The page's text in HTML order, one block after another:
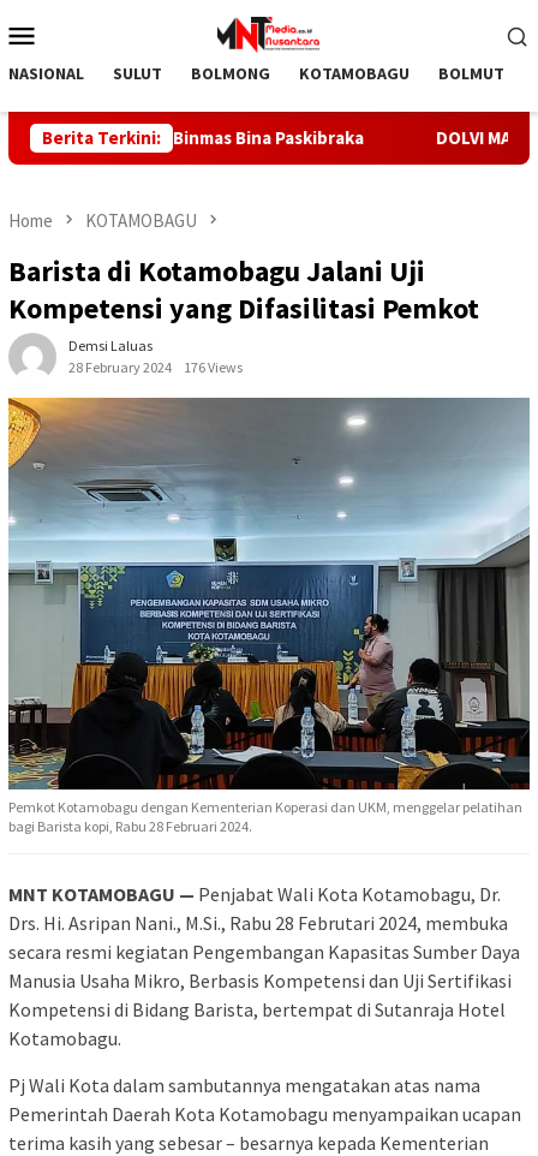
to
Menu
NASIONAL SULUT BOLMONG KOTAMOBAGU BOLMUT
Berita Terkini:
Sat Binmas Bina Paskibraka DOLVI MARIAY:
Home KOTAMOBAGU
Barista di Kotamobagu Jalani Uji
Kompetensi yang Difasilitasi Pemkot
Demsi Laluas
28 February 2024
176 Views
Pemkot Kotamobagu dengan Kementerian Koperasi dan UKM, menggelar pelatihan
bagi Barista kopi, Rabu 28 Februari 2024.
MNT KOTAMOBAGU — Penjabat Wali Kota Kotamobagu, Dr.
Drs. Hi. Asripan Nani., M.Si., Rabu 28 Februtari 2024, membuka
secara resmi kegiatan Pengembangan Kapasitas Sumber Daya
Manusia Usaha Mikro, Berbasis Kompetensi dan Uji Sertifikasi
Kompetensi di Bidang Barista, bertempat di Sutanraja Hotel
Kotamobagu.
Pj Wali Kota dalam sambutannya mengatakan atas nama
Pemerintah Daerah Kota Kotamobagu menyampaikan ucapan
terima kasih yang sebesar – besarnya kepada Kementerian